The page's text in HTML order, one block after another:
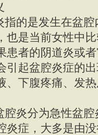
的是发生在盆腔
也是当前女性中
患者的阴道炎或
引起盆腔炎症的
、下腹疼痛、发
炎分为急性盆腔
炎症，大多是由